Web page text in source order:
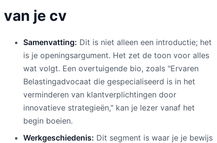
van je cv
Samenvatting: Dit is niet alleen een introductie; het
is je openingsargument. Het zet de toon voor alles
wat volgt. Een overtuigende bio, zoals "Ervaren
Belastingadvocaat die gespecialiseerd is in het
verminderen van klantverplichtingen door
innovatieve strategieën," kan je lezer vanaf het
begin boeien.
Werkgeschiedenis: Dit segment is waar je je bewijs